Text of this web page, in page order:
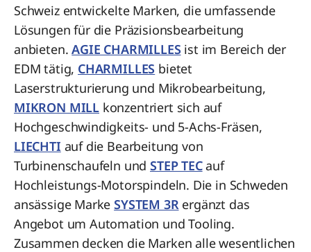
Schweiz entwickelte Marken, die umfassende
Lösungen für die Präzisionsbearbeitung
anbieten.AGIE CHARMILLES ist im Bereich der
EDM tätig, CHARMILLES bietet
Laserstrukturierung und Mikrobearbeitung,
MIKRON MILL konzentriert sich auf
Hochgeschwindigkeits- und 5-Achs-Fräsen,
LIECHTI auf die Bearbeitung von
Turbinenschaufeln undSTEP TECauf
Hochleistungs-Motorspindeln. Die in Schweden
ansässige MarkeSYSTEM 3Rergänzt das
Angebot um Automation und Tooling.
Zusammen decken die Marken alle wesentlichen